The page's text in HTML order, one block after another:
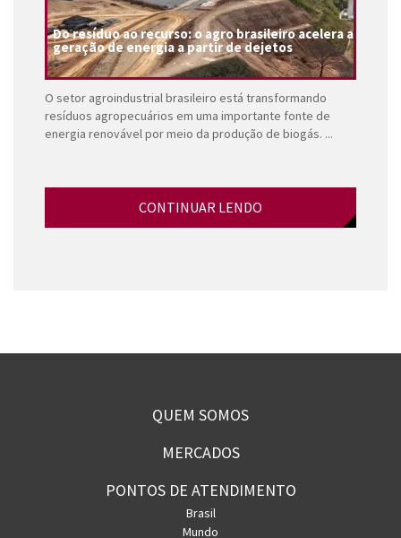
Do resíduo ao recurso: o agro brasileiro acelera a
geração de energia a partir de dejetos
O setor agroindustrial brasileiro está transformando
resíduos agropecuários em uma importante fonte de
energia renovável por meio da produção de biogás. ...
CONTINUAR LENDO
QUEM SOMOS
MERCADOS
PONTOS DE ATENDIMENTO
Brasil
Mundo